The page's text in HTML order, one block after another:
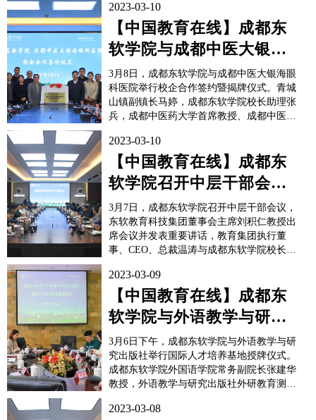
学创校校长王云，圣何塞大学教育集团总经
理王鹏，美国威廉姆杰赛普大学校际合作委
员会主席Josh Nantz教授，威廉姆杰赛普大
学高级教务咨委Dr...
2023-03-10
【中国教育在线】成都东
软学院与成都中医大银海
眼科医院举行校企合作签
约暨揭牌仪式
3月8日，成都东软学院与成都中医大银海眼
科医院举行校企合作签约暨揭牌仪式。青城
山镇副镇长马婷，成都东软学院校长助理张
兵，成都中医药大学首席教授、成都中医大
眼科学院院长、成都中医大银海眼科医院副
院长路雪婧，成都中医药大学眼科学院、附
属银海眼科医院研究生部主任、糖网中心主
任张富文，四川和生视...
2023-03-10
【中国教育在线】成都东
软学院召开中层干部会议
东软教育科技集团董事会
主席刘积仁...
3月7日，成都东软学院召开中层干部会议，
东软教育科技集团董事会主席刘积仁教授出
席会议并发表重要讲话，教育集团执行董
事、CEO、总裁温涛与成都东软学院校长张
院和职能部门中层及以上干部参加了会议，
会议由张应辉校长主持。会上，张应辉校长
作《融合与超越，让我们的未来与众不同》
主题报告。面对数字技...
2023-03-09
【中国教育在线】成都东
软学院与外语教学与研究
出版社举行国际人才培养
基地授牌仪式
3月6日下午，成都东软学院与外语教学与研
究出版社举行国际人才培养基地授牌仪式。
成都东软学院外国语学院常务副院长张建华
教授，外语教学与研究出版社外研教育测评
业代表、四川清宜国际经贸有限公司区域经
2023-03-08